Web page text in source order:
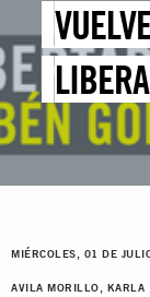
MIÉRCOLES, 01 DE
AVILA MORILLO, KARLA